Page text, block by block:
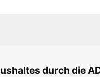
durch die